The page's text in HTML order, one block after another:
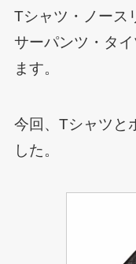
Tシャツ・ノース
サーパンツ・タ
ます。
今回、Tシャツと
した。